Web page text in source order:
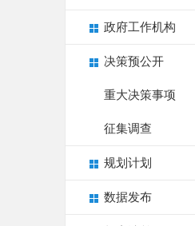
政府工作机构
决策预公开
重大决策事项
征集调查
规划计划
数据发布